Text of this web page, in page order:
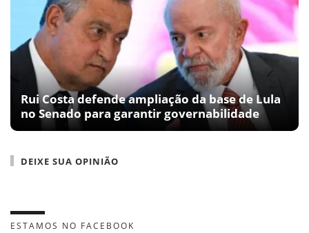
Rui Costa defende ampliação da base de Lula
no Senado para garantir governabilidade
DEIXE SUA OPINIÃO
ESTAMOS NO FACEBOOK